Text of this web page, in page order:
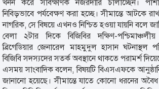
খনন করে সার্বক্ষণিক নজরদারি চালাচ্ছেন।
নিবিড়ভাবে পর্যবেক্ষণ করা হচ্ছে। সীমান্তে আটকে
নাগরিক, সে বিষয়ে এখনও নিশ্চিত হওয়া যায়নি বলে
বেলা ২টার দিকে বিজিবির দক্ষিণ-
ব্রিগেডিয়ার জেনারেল মাহমুদুল হাসান ঘটনাস্থল
বিজিবি সদস্যদের সতর্ক অবস্থানে থাকতে পরামর্শ
এসময় সাংবাদিক বলেন, বিষয়টি বিএসএফকে
জানানো হয়েছে। সীমান্তে যাতে কোনো ধরনের